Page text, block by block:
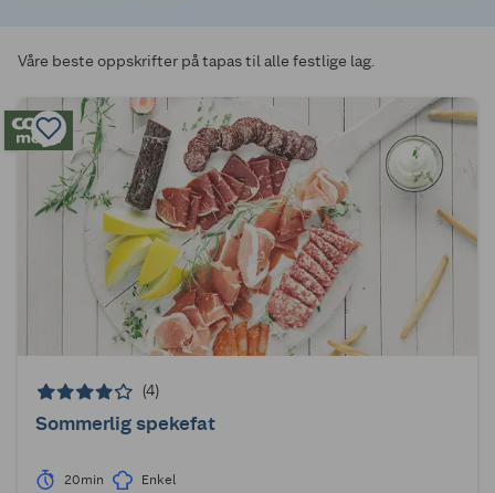
Våre beste oppskrifter på tapas til alle festlige lag.
(4)
Sommerlig spekefat
20min Enkel